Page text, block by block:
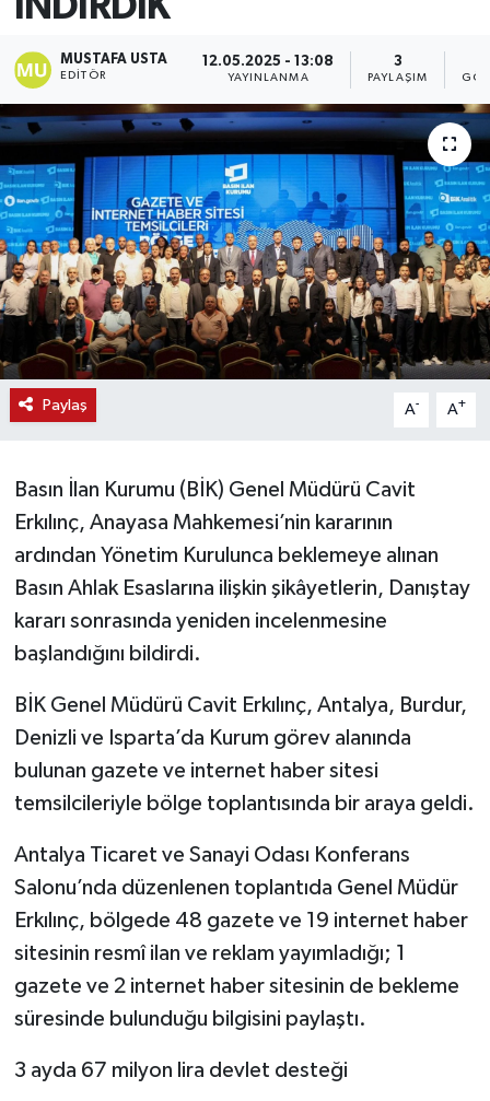
MUSTAFA USTA
EDITÖR
12.05.2025 - 13:08
YAYINLANMA
3
PAYLAŞIM
Paylaş A- A+
Basın İlan Kurumu (BİK) Genel Müdürü Cavit
Erkılınç, Anayasa Mahkemesi’nin kararının
ardından Yönetim Kurulunca beklemeye alınan
Basın Ahlak Esaslarına ilişkin şikâyetlerin, Danıştay
kararı sonrasında yeniden incelenmesine
başlandığını bildirdi.
BİK Genel Müdürü Cavit Erkılınç, Antalya, Burdur,
Denizli ve Isparta’da Kurum görev alanında
bulunan gazete ve internet haber sitesi
temsilcileriyle bölge toplantısında bir araya geldi.
Antalya Ticaret ve Sanayi Odası Konferans
Salonu’nda düzenlenen toplantıda Genel Müdür
Erkılınç, bölgede 48 gazete ve 19 internet haber
sitesinin resmî ilan ve reklam yayımladığı; 1
gazete ve 2 internet haber sitesinin de bekleme
süresinde bulunduğu bilgisini paylaştı.
3 ayda 67 milyon lira devlet desteği